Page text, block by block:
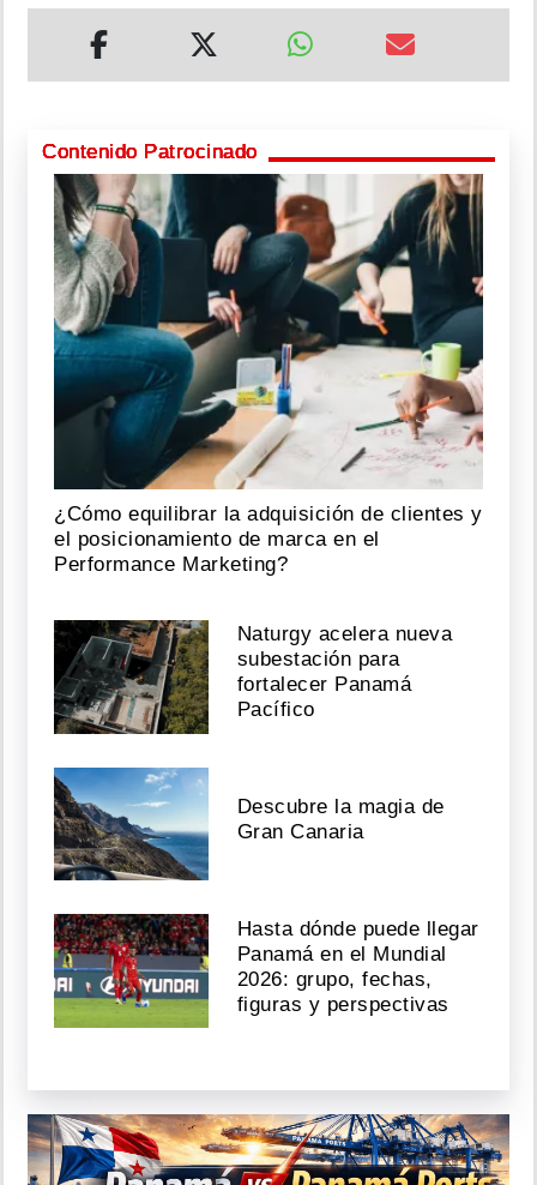
Contenido Patrocinado
¿Cómo equilibrar la adquisición de clientes y
el posicionamiento de marca en el
Performance Marketing?
Naturgy acelera nueva
subestación para
fortalecer Panamá
Pacífico
Descubre la magia de
Gran Canaria
Hasta dónde puede llegar
Panamá en el Mundial
2026: grupo, fechas,
figuras y perspectivas